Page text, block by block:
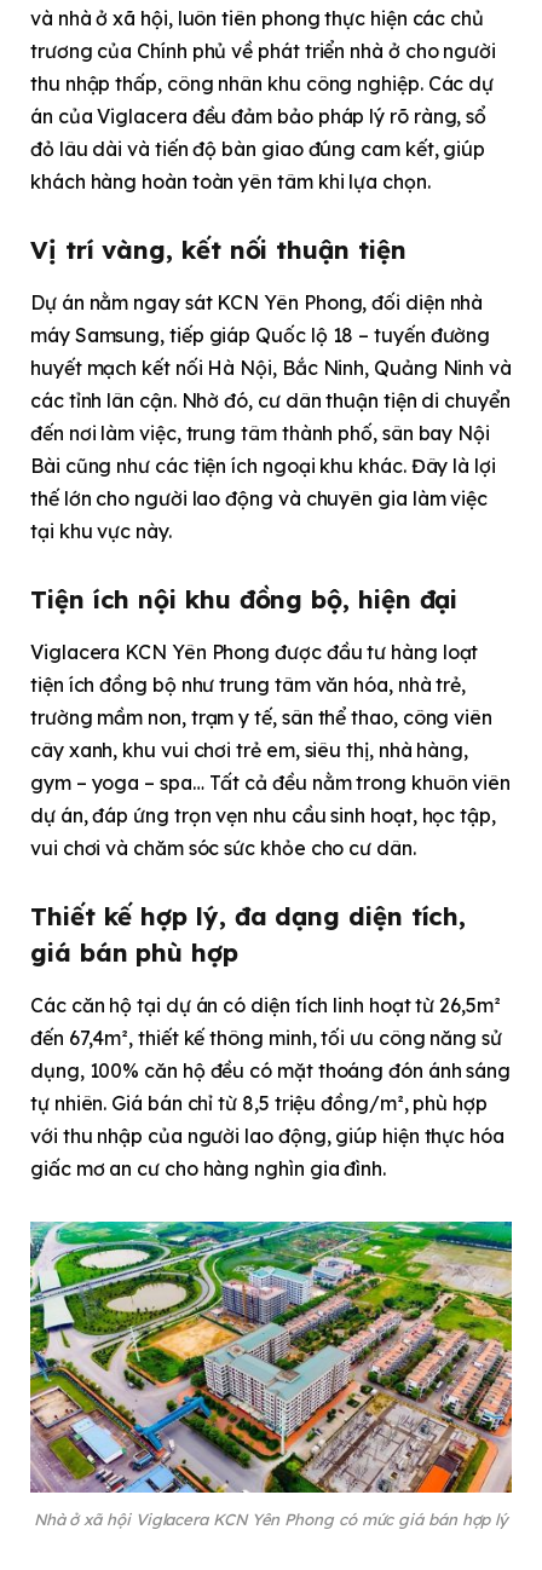
và nhà ở xã hội, luôn tiên phong thực hiện các chủ
trương của Chính phủ về phát triển nhà ở cho người
thu nhập thấp, công nhân khu công nghiệp. Các dự
án của Viglacera đều đảm bảo pháp lý rõ ràng, sổ
đỏ lâu dài và tiến độ bàn giao đúng cam kết, giúp
khách hàng hoàn toàn yên tâm khi lựa chọn.
Vị trí vàng, kết nối thuận tiện
Dự án nằm ngay sát KCN Yên Phong, đối diện nhà
máy Samsung, tiếp giáp Quốc lộ 18 – tuyến đường
huyết mạch kết nối Hà Nội, Bắc Ninh, Quảng Ninh và
các tỉnh lân cận. Nhờ đó, cư dân thuận tiện di chuyển
đến nơi làm việc, trung tâm thành phố, sân bay Nội
Bài cũng như các tiện ích ngoại khu khác. Đây là lợi
thế lớn cho người lao động và chuyên gia làm việc
tại khu vực này.
Tiện ích nội khu đồng bộ, hiện đại
Viglacera KCN Yên Phong được đầu tư hàng loạt
tiện ích đồng bộ như trung tâm văn hóa, nhà trẻ,
trường mầm non, trạm y tế, sân thể thao, công viên
cây xanh, khu vui chơi trẻ em, siêu thị, nhà hàng,
gym – yoga – spa… Tất cả đều nằm trong khuôn viên
dự án, đáp ứng trọn vẹn nhu cầu sinh hoạt, học tập,
vui chơi và chăm sóc sức khỏe cho cư dân.
Thiết kế hợp lý, đa dạng diện tích,
giá bán phù hợp
Các căn hộ tại dự án có diện tích linh hoạt từ 26,5m²
đến 67,4m², thiết kế thông minh, tối ưu công năng sử
dụng, 100% căn hộ đều có mặt thoáng đón ánh sáng
tự nhiên. Giá bán chỉ từ 8,5 triệu đồng/m², phù hợp
với thu nhập của người lao động, giúp hiện thực hóa
giấc mơ an cư cho hàng nghìn gia đình.
Nhà ở xã hội Viglacera KCN Yên Phong có mức giá bán hợp lý